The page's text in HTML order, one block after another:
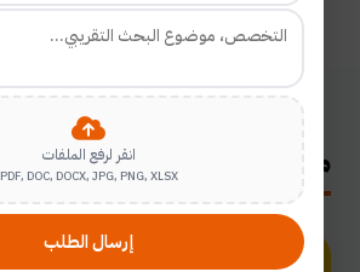
مقالات ذات صلة
دراسة الماجستير و الدكتوراة
انقر لرفع الملفات
PDF, DOC, DOCX, JPG, PNG, XLSX
إرسال الطلب